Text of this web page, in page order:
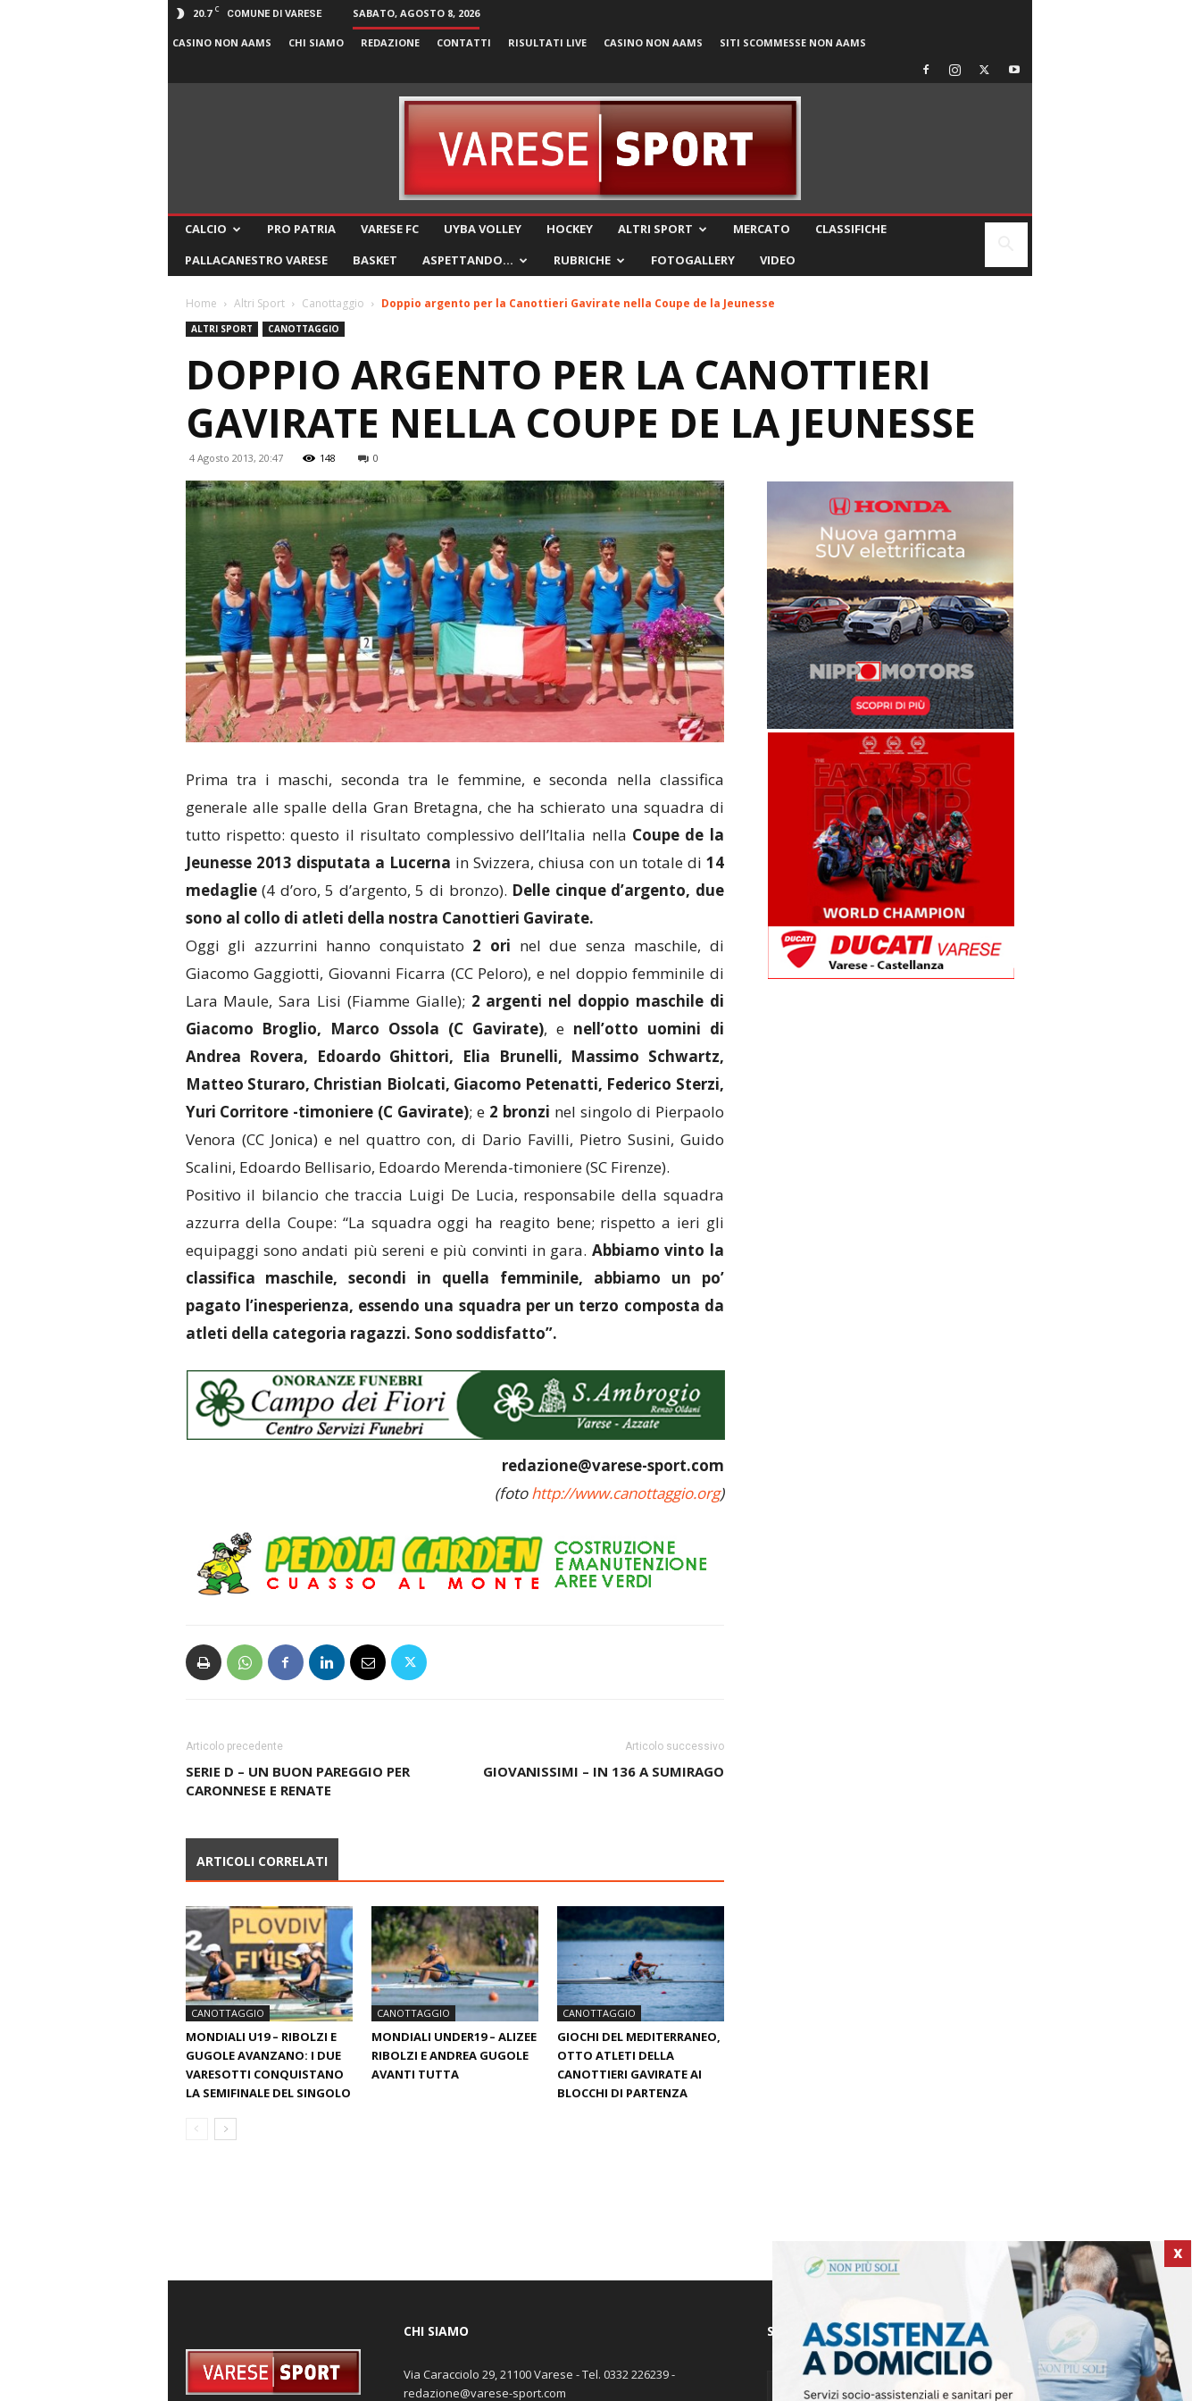
20.7 C COMUNE DI VARESE SABATO, AGOSTO 8, 2026
CASINO NON AAMS CHI SIAMO REDAZIONE CONTATTI RISULTATI LIVE CASINO NON AAMS SITI SCOMMESSE NON AAMS
CALCIO PRO PATRIA VARESE FC UYBA VOLLEY HOCKEY ALTRI SPORT MERCATO
CLASSIFICHE
PALLACANESTRO VARESE
BASKET ASPETTANDO… RUBRICHE FOTOGALLERY VIDEO
Home Altri Sport Canottaggio Doppio argento per la Canottieri Gavirate nella Coupe de la Jeunesse
ALTRI SPORT CANOTTAGGIO
DOPPIO ARGENTO PER LA CANOTTIERI
GAVIRATE NELLA COUPE DE LA JEUNESSE
4 Agosto 2013, 20:47 148 0
Prima tra i maschi, seconda tra le femmine, e seconda nella classifica
generale alle spalle della Gran Bretagna, che ha schierato una squadra di
tutto rispetto: questo il risultato complessivo dell’Italia nella Coupe de la
Jeunesse 2013 disputata a Lucerna in Svizzera, chiusa con un totale di 14
medaglie(4 d’oro, 5 d’argento, 5 di bronzo). Delle cinque d’argento, due
sono al collo di atleti della nostra Canottieri Gavirate.
Oggi gli azzurrini hanno conquistato 2 ori nel due senza maschile, di
Giacomo Gaggiotti, Giovanni Ficarra (CC Peloro), e nel doppio femminile di
Lara Maule, Sara Lisi (Fiamme Gialle); 2 argenti nel doppio maschile di
Giacomo Broglio, Marco Ossola (C Gavirate), e nell’otto uomini di
Andrea Rovera, Edoardo Ghittori, Elia Brunelli, Massimo Schwartz,
Matteo Sturaro, Christian Biolcati, Giacomo Petenatti, Federico Sterzi,
Yuri Corritore -timoniere (C Gavirate); e 2 bronzi nel singolo di Pierpaolo
Venora (CC Jonica) e nel quattro con, di Dario Favilli, Pietro Susini, Guido
Scalini, Edoardo Bellisario, Edoardo Merenda-timoniere (SC Firenze).
Positivo il bilancio che traccia Luigi De Lucia, responsabile della squadra
azzurra della Coupe: “La squadra oggi ha reagito bene; rispetto a ieri gli
equipaggi sono andati più sereni e più convinti in gara. Abbiamo vinto la
classifica maschile, secondi in quella femminile, abbiamo un po’
pagato l’inesperienza, essendo una squadra per un terzo composta da
atleti della categoria ragazzi. Sono soddisfatto”.
redazione@varese-sport.com
(fotohttp://www.canottaggio.org)
Articolo precedente
SERIE D – UN BUON PAREGGIO PER
CARONNESE E RENATE
Articolo successivo
GIOVANISSIMI – IN 136 A SUMIRAGO
ARTICOLI CORRELATI
CANOTTAGGIO
MONDIALI U19 – RIBOLZI E
GUGOLE AVANZANO: I DUE
VARESOTTI CONQUISTANO
LA SEMIFINALE DEL SINGOLO
CANOTTAGGIO
MONDIALI UNDER19 – ALIZEE
RIBOLZI E ANDREA GUGOLE
AVANTI TUTTA
CANOTTAGGIO
GIOCHI DEL MEDITERRANEO,
OTTO ATLETI DELLA
CANOTTIERI GAVIRATE AI
BLOCCHI DI PARTENZA
X
CHI SIAMO
Via Caracciolo 29, 21100 Varese - Tel. 0332 226239 -
redazione@varese-sport.com
SEGUICI